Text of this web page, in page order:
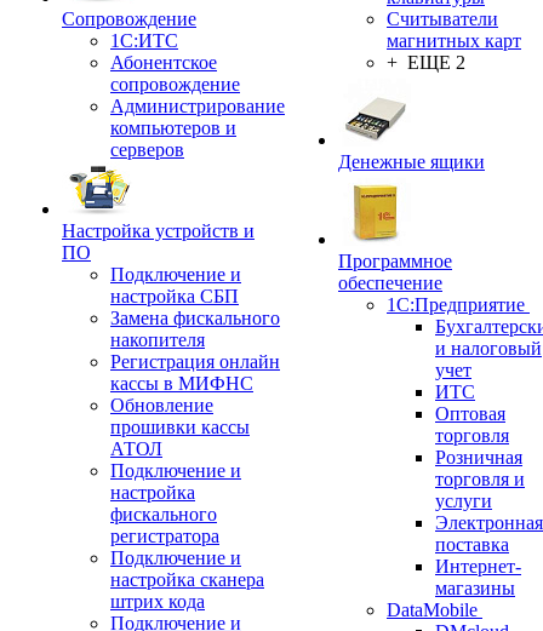
Сопровождение
1C:ИТС
Абонентское
сопровождение
Администрирование
компьютеров и
серверов
Настройка устройств и
ПО
Подключение и
настройка СБП
Замена фискального
накопителя
Регистрация онлайн
кассы в МИФНС
Обновление
прошивки кассы
АТОЛ
Подключение и
настройка
фискального
регистратора
Подключение и
настройка сканера
штрих кода
Подключение и
Считыватели
магнитных карт
+ ЕЩЕ 2
Денежные ящики
Программное
обеспечение
1С:Предприятие
и налоговый
учет
ИТС
Оптовая
торговля
Розничная
торговля и
услуги
Электронная
поставка
Интернет-
магазины
DataMobile